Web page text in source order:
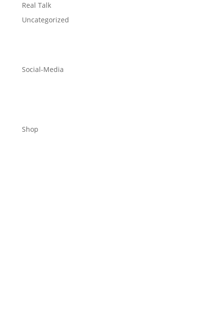
Real Talk
Uncategorized
Social-Media
Shop